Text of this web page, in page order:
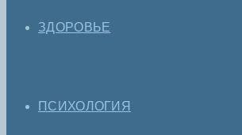
ЗДОРОВЬЕ
ПСИХОЛОГИЯ